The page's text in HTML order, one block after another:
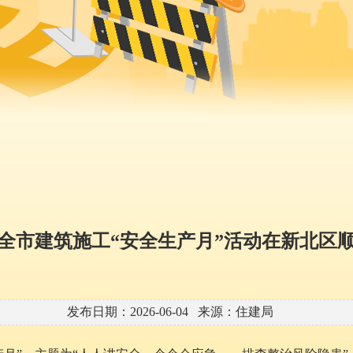
市建筑施工“安全生产月”活动在新北区
发布日期：2026-06-04 来源：住建局